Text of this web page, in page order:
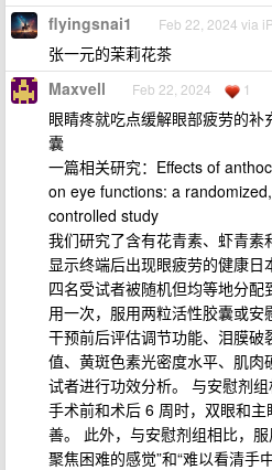
flyingsnai1 Feb 22, 2024 via
张一元的茉莉花茶
Maxvell Feb 22, 2024 1
眼睛疼就吃点缓解眼部疲劳的
囊
一篇相关研究：Effects of
on eye functions: a
controlled study
我们研究了含有花青素、虾青
显示终端后出现眼疲劳的健康
四名受试者被随机但均等地分
用一次，服用两粒活性胶囊或
干预前后评估调节功能、泪膜
值、黄斑色素光密度水平、肌
试者进行功效分析。 与安慰剂
手术前和术后 6 周时，双眼和
善。 此外，与安慰剂组相比，
聚焦困难的感觉”和“难以看清手